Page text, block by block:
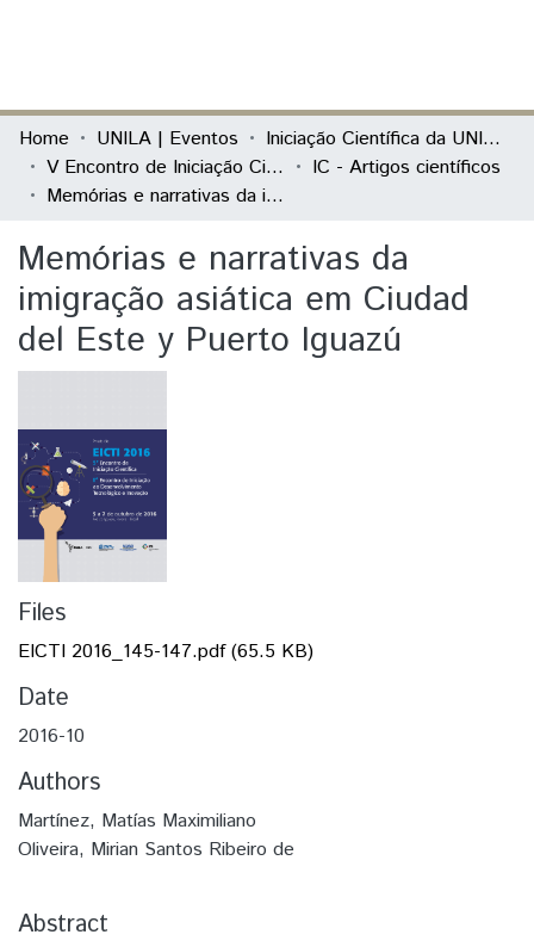
Communities & Collections
All of DSpace
Home UNILA | Eventos
Iniciação Científica da UNILA (IC)
V Encontro de Iniciação Científica e I Encontro Anual de Iniciação ao Desenvolvimento Tecnológico e Inovação
IC - Artigos científicos
Memórias e narrativas da imigração asiática em Ciudad del Este y Puerto Iguazú
Memórias e narrativas da
imigração asiática em Ciudad
del Este y Puerto Iguazú
Files
EICTI 2016_145-147.pdf(65.5 KB)
Date
2016-10
Authors
Martínez, Matías Maximiliano
Oliveira, Mirian Santos Ribeiro de
Abstract